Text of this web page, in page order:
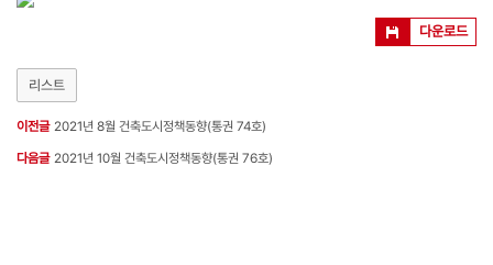
다운로드
리스트
이전글 2021년 8월 건축도시정책동향(통권 74호)
다음글 2021년 10월 건축도시정책동향(통권 76호)